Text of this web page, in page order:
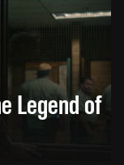
Legend of